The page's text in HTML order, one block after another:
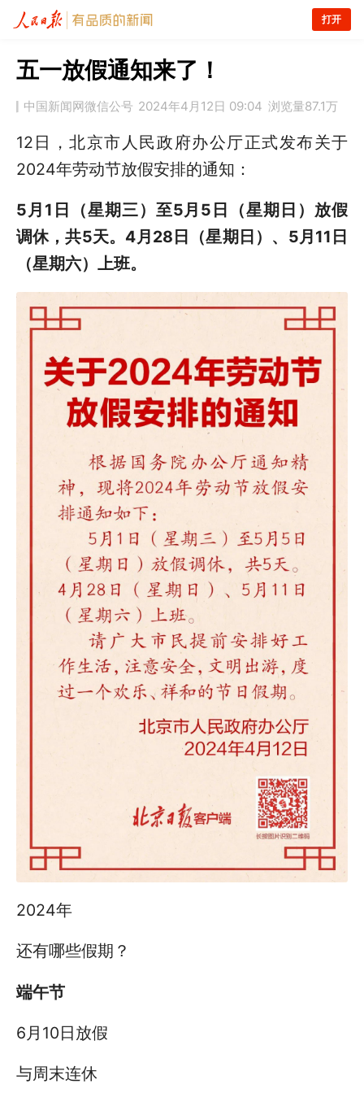
打开
五一放假通知来了！
中国新闻网微信公号 2024年4月12日 09:04 浏览量87.1万
12日，北京市人民政府办公厅正式发布关于
2024年劳动节放假安排的通知：
5月1日（星期三）至5月5日（星期日）放假
调休，共5天。4月28日（星期日）、5月11日
（星期六）上班。
2024年
还有哪些假期？
端午节
6月10日放假
与周末连休